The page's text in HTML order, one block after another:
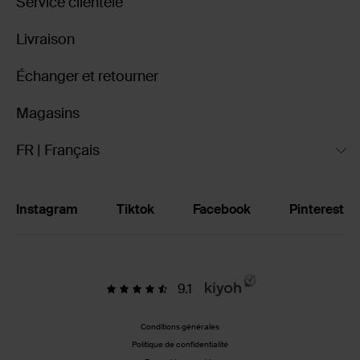
Livraison
Échanger et retourner
Magasins
FR | Français
Instagram Tiktok Facebook Pinterest
9.1
Conditions générales
Politique de confidentialité